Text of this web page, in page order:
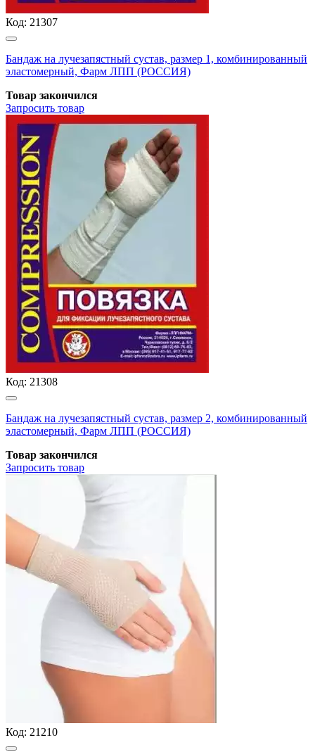
Код: 21307
Бандаж на лучезапястный сустав, размер 1, комбинированный
эластомерный, Фарм ЛПП (РОССИЯ)
Товар закончился
Запросить товар
Код: 21308
Бандаж на лучезапястный сустав, размер 2, комбинированный
эластомерный, Фарм ЛПП (РОССИЯ)
Товар закончился
Запросить товар
Код: 21210